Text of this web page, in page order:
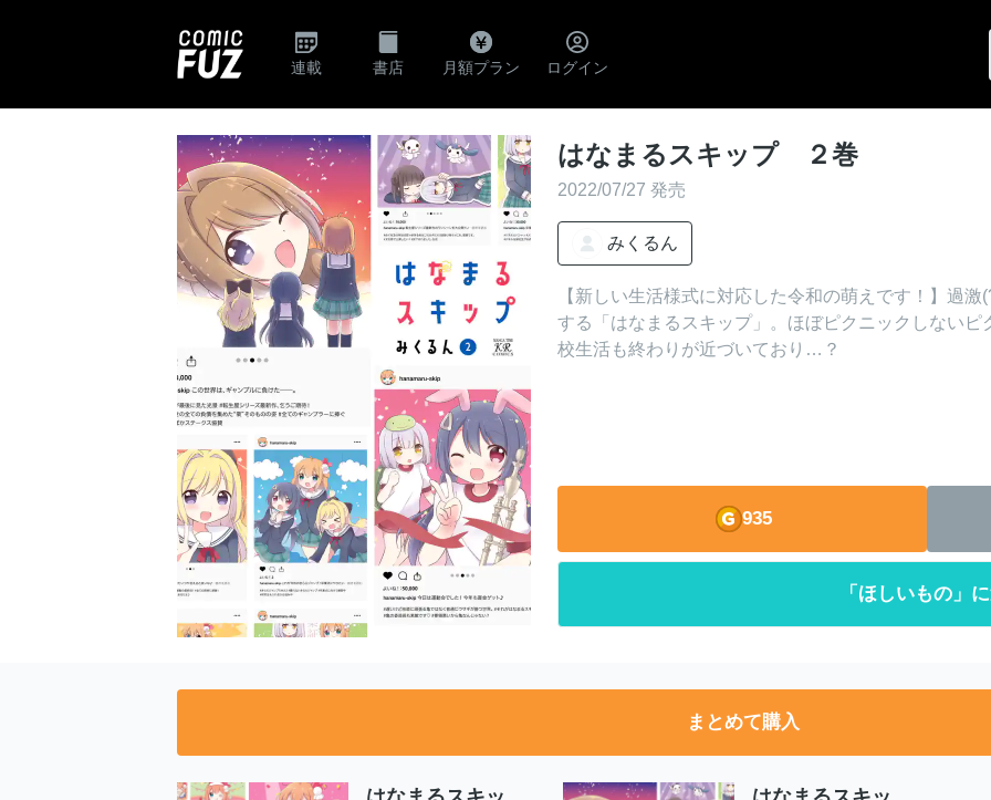
連載 書店 月額プラン ログイン
はなまるスキップ ２巻
2022/07/27 発売
みくるん
【新しい生活様式に対応した令和の萌えです！】過
する「はなまるスキップ」。ほぼピクニックしない
校生活も終わりが近づいており…？
935
「ほしいもの」
まとめて購入